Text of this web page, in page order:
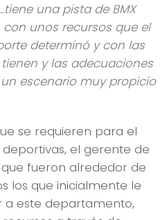
una pista de BMX
unos recursos que el
determinó y con las
y las adecuaciones
escenario muy propicio
se requieren para el
el gerente de
que fueron alrededor de
los que inicialmente le
este departamento,